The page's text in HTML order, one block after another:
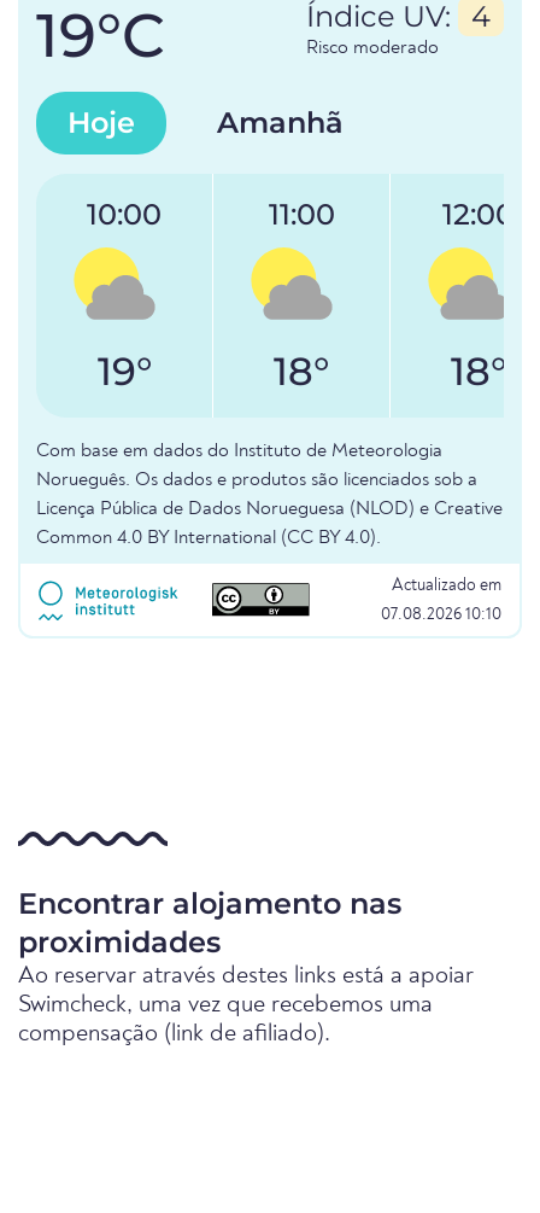
19°C Índice UV: 4
Risco moderado
Hoje Amanhã
10:00
19°
11:00
18°
12:00
18°
Com base em dados do Instituto de Meteorologia
Norueguês. Os dados e produtos são licenciados sob a
Licença Pública de Dados Norueguesa (NLOD) e Creative
Common 4.0 BY International (CC BY 4.0).
Actualizado em
07.08.2026 10:10
Encontrar alojamento nas
proximidades
Ao reservar através destes links está a apoiar
Swimcheck, uma vez que recebemos uma
compensação (link de afiliado).